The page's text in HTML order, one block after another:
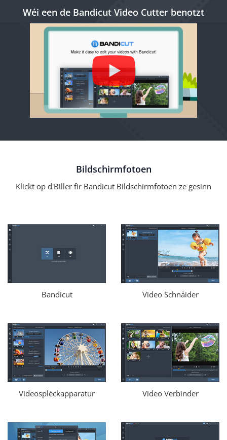
Wéi een de Bandicut Video Cutter benotzt
Bildschirmfotoen
Klickt op d'Biller fir Bandicut Bildschirmfotoen ze gesinn
Bandicut Video Schnäider
Videospléckapparatur Video Verbinder